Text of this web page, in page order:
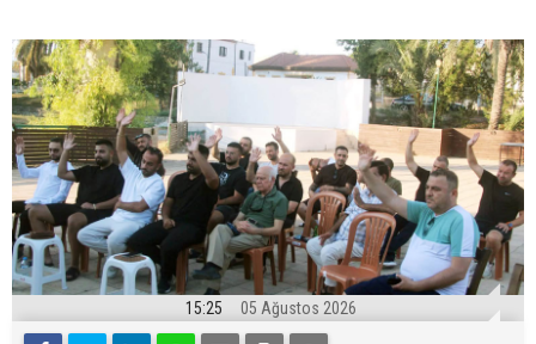
15:25 05 Ağustos 2026